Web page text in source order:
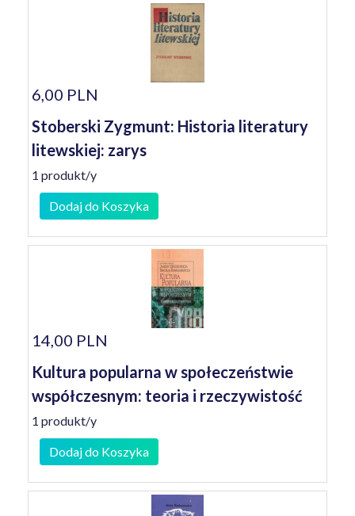
6,00 PLN
Stoberski Zygmunt: Historia literatury
litewskiej: zarys
1 produkt/y
Dodaj do Koszyka
14,00 PLN
Kultura popularna w społeczeństwie
współczesnym: teoria i rzeczywistość
1 produkt/y
Dodaj do Koszyka